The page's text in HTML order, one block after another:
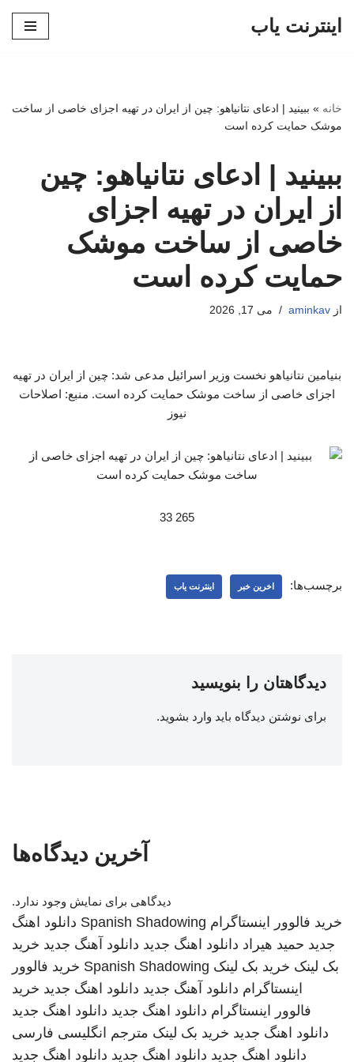
اینترنت یاب
خانه » ببینید | ادعای نتانیاهو: چین از ایران در تهیه اجزای خاصی از ساخت
موشک حمایت کرده است
ببینید | ادعای نتانیاهو: چین
از ایران در تهیه اجزای
خاصی از ساخت موشک
حمایت کرده است
از aminkav می 17, 2026
بنیامین نتانیاهو نخست وزیر اسرائیل مدعی شد: چین از ایران در تهیه
اجزای خاصی از ساخت موشک حمایت کرده است. منبع: اصلاحات
نیوز
265 33
برچسب‌ها: اخرین خبر اینترنت یاب
دیدگاهتان را بنویسید
برای نوشتن دیدگاه باید وارد بشوید.
آخرین دیدگاه‌ها
دیدگاهی برای نمایش وجود ندارد.
خرید فالوور اینستاگرام Spanish Shadowing دانلود اهنگ
جدید حمید هیراد دانلود اهنگ جدید دانلود آهنگ جدید خرید
بک لینک خرید بک لینک Spanish Shadowing خرید فالوور
اینستاگرام دانلود آهنگ جدید دانلود اهنگ جدید خرید
فالوور اینستاگرام دانلود اهنگ جدید دانلود اهنگ جدید
دانلود اهنگ جدید خرید بک لینک مترجم انگلیسی فارسی
دانلود اهنگ جدید دانلود اهنگ جدید دانلود اهنگ جدید